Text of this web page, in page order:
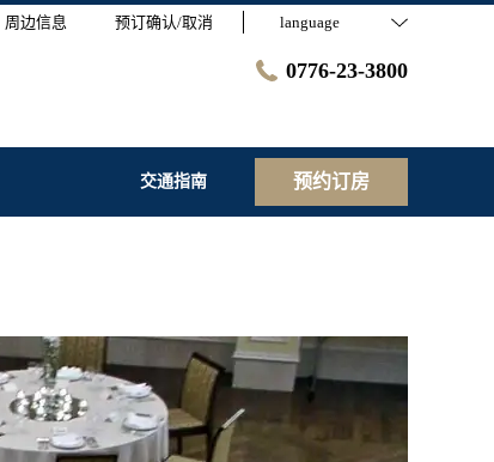
周边信息 预订确认/取消 language
0776-23-3800
交通指南 预约订房